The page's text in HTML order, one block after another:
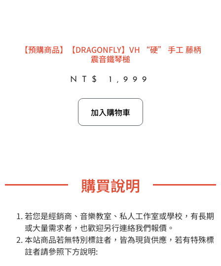
【預購商品】【DRAGONFLY】VH “硬” 手工 藤柄
震音鐵琴槌
NT$ 1,999
加入購物車
購買說明
若您是經銷商、音樂教室、私人工作室或學校，有長期
或大量需求者，也歡迎另行連絡我們報價。
本站商品若無特別標註者，皆為現貨供應，若有特殊標
註者請參照下方說明: